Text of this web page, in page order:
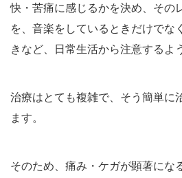
快・苦痛に感じるかを決め、その
を、音楽をしているときだけでな
きなど、日常生活から注意するよ
治療はとても複雑で、そう簡単に
ます。
そのため、痛み・ケガが顕著にな